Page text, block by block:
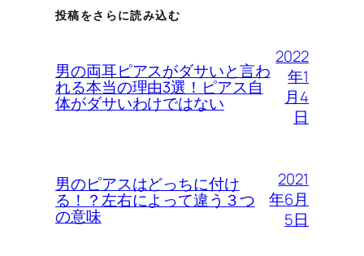
投稿をさらに読み込む
男の両耳ピアスがダサいと言わ
れる本当の理由3選！ピアス自
体がダサいわけではない
2022
年1
月4
日
男のピアスはどっちに付け
る！？左右によって違う３つ
の意味
2021
年6月
5日